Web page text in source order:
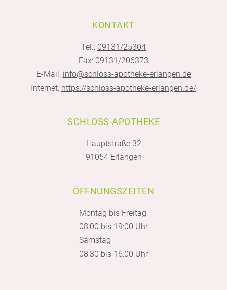
KONTAKT
Tel.: 09131/25304
Fax: 09131/206373
E-Mail: info@schloss-apotheke-erlangen.de
Internet: https://schloss-apotheke-erlangen.de/
SCHLOSS-APOTHEKE
Hauptstraße 32
91054 Erlangen
ÖFFNUNGSZEITEN
Montag bis Freitag
08:00 bis 19:00 Uhr
Samstag
08:30 bis 16:00 Uhr